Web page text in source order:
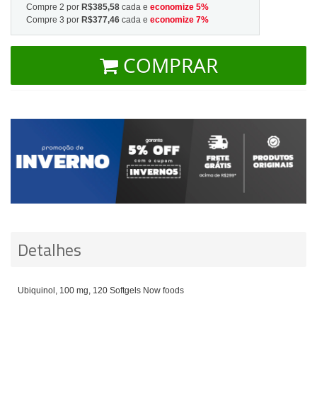
Compre 2 por R$385,58 cada e economize 5%
Compre 3 por R$377,46 cada e economize 7%
COMPRAR
Detalhes
Ubiquinol, 100 mg, 120 Softgels Now foods